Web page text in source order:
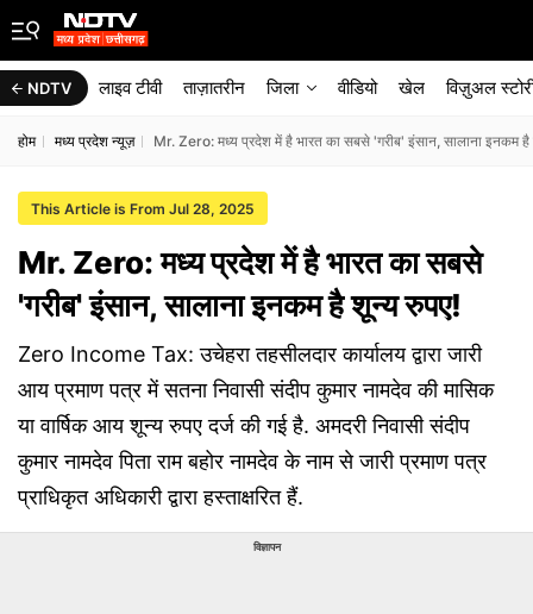
NDTV लाइव टीवी ताज़ातरीन जिला वीडियो खेल विज़ुअल
होम मध्य प्रदेश न्यूज़ Mr. Zero: मध्य प्रदेश में है भारत का सबसे 'गरीब' इंसान, सालाना इनकम
This Article is From Jul 28, 2025
Mr. Zero: मध्य प्रदेश में है भारत का सबसे
'गरीब' इंसान, सालाना इनकम है शून्य रुपए!
Zero Income Tax: उचेहरा तहसीलदार कार्यालय द्वारा जारी
आय प्रमाण पत्र में सतना निवासी संदीप कुमार नामदेव की मासिक
या वार्षिक आय शून्य रुपए दर्ज की गई है. अमदरी निवासी संदीप
कुमार नामदेव पिता राम बहोर नामदेव के नाम से जारी प्रमाण पत्र
प्राधिकृत अधिकारी द्वारा हस्ताक्षरित हैं.
विज्ञापन